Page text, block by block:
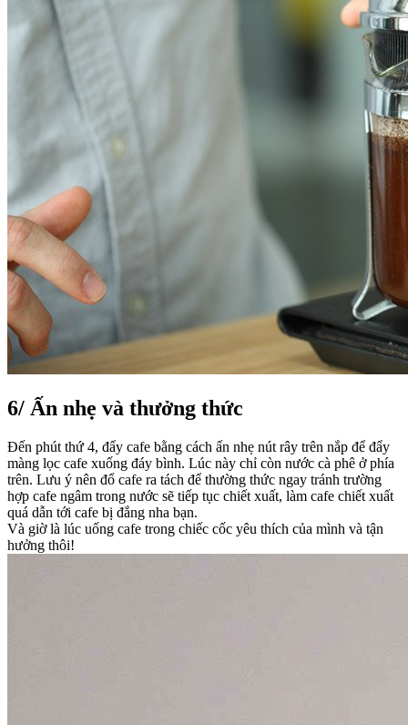
6/ Ấn nhẹ và thưởng thức
Đến phút thứ 4, đẩy cafe bằng cách ấn nhẹ nút rây trên nắp để đẩy
màng lọc cafe xuống đáy bình. Lúc này chỉ còn nước cà phê ở phía
trên. Lưu ý nên đổ cafe ra tách để thường thức ngay tránh trường
hợp cafe ngâm trong nước sẽ tiếp tục chiết xuất, làm cafe chiết xuất
quá dẫn tới cafe bị đắng nha bạn.
Và giờ là lúc uống cafe trong chiếc cốc yêu thích của mình và tận
hưởng thôi!